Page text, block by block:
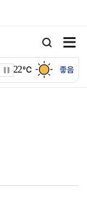
22℃ 좋음